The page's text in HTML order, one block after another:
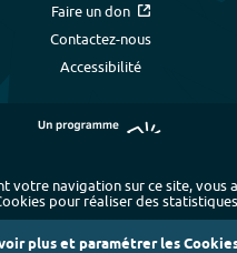
Faire un don
Contactez-nous
Accessibilité
du site - Index alphabétique
-
données personnelles
- Paramétrer les
votre navigation sur ce site, vous
pour réaliser des
plus et paramétrer les